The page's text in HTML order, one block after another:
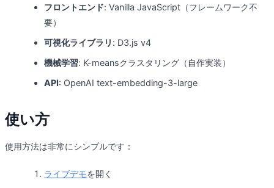
フロントエンド: Vanilla JavaScript（フレームワーク不
要）
可視化ライブラリ : D3.js v4
機械学習: K-meansクラスタリング（自作実装）
API: OpenAI text-embedding-3-large
使い方
使用方法は非常にシンプルです：
ライブデモを開く